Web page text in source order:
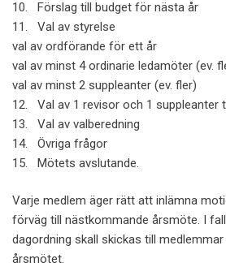
10. Förslag till budget för nästa år
11. Val av styrelse
val av ordförande för ett år
val av minst 4 ordinarie ledamöter (ev.
val av minst 2 suppleanter (ev. fler)
12. Val av 1 revisor och 1 suppleanter
13. Val av valberedning
14. Övriga frågor
15. Mötets avslutande.
Varje medlem äger rätt att inlämna
förväg till nästkommande årsmöte. I
dagordning skall skickas till
årsmötet.